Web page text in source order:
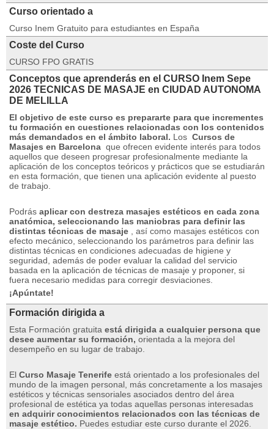
Curso orientado a
Curso Inem Gratuito para estudiantes en España
Coste del Curso
CURSO FPO GRATIS
Conceptos que aprenderás en el CURSO Inem Sepe
2026 TECNICAS DE MASAJE en CIUDAD AUTONOMA
DE MELILLA
El objetivo de este curso es prepararte para que incrementes
tu formación en cuestiones relacionadas con los contenidos
más demandados en el ámbito laboral. Los Cursos de
Masajes en Barcelona que ofrecen evidente interés para todos
aquellos que deseen progresar profesionalmente mediante la
aplicación de los conceptos teóricos y prácticos que se estudiarán
en esta formación, que tienen una aplicación evidente al puesto
de trabajo.
Podrás aplicar con destreza masajes estéticos en cada zona
anatómica, seleccionando las maniobras para definir las
distintas técnicas de masaje , así como masajes estéticos con
efecto mecánico, seleccionando los parámetros para definir las
distintas técnicas en condiciones adecuadas de higiene y
seguridad, además de poder evaluar la calidad del servicio
basada en la aplicación de técnicas de masaje y proponer, si
fuera necesario medidas para corregir desviaciones.
¡Apúntate!
Formación dirigida a
Esta Formación gratuita está dirigida a cualquier persona que
desee aumentar su formación, orientada a la mejora del
desempeño en su lugar de trabajo.
El Curso Masaje Tenerife está orientado a los profesionales del
mundo de la imagen personal, más concretamente a los masajes
estéticos y técnicas sensoriales asociados dentro del área
profesional de estética ya todas aquellas personas interesadas
en adquirir conocimientos relacionados con las técnicas de
masaje estético. Puedes estudiar este curso durante el 2026.